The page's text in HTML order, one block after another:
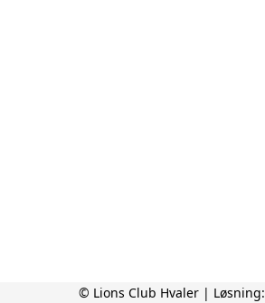
© Lions Club Hvaler | Løsning: